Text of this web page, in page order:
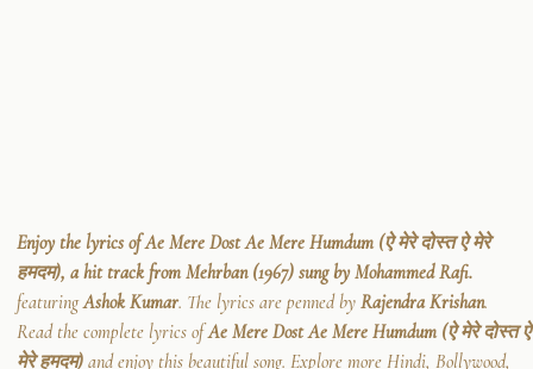
Enjoy the lyrics of Ae Mere Dost Ae Mere Humdum (ऐ मेरे दोस्त ऐ मेरे
हमदम), a hit track from Mehrban (1967) sung by Mohammed Rafi.
featuringAshok Kumar. The lyrics are penned by Rajendra Krishan.
Read the complete lyrics ofAe Mere Dost Ae Mere Humdum (ऐ मेरे दोस्त ऐ
मेरे हमदम) and enjoy this beautiful song. Explore more Hindi, Bollywood,